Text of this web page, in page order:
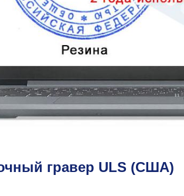
гравер ULS (США)